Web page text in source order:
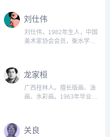
油画研究会会长。中国美术
家协会会员、重庆市美术家
协会会员，曾任中国舞美学
刘仕伟
刘仕伟，1982年生人，中国
美术家协会会员，衡水学院
导师白云乡先生作品多次参
加全国美术作品展并有获
奖。...
龙家桓
广西桂林人。擅长版画、油
画、水彩画。1963年毕业于
馆，广西美术展览办公室工
关良